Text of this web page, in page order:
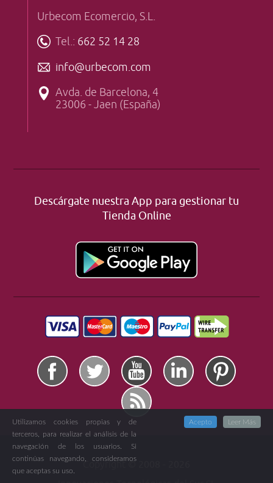
Urbecom Ecomercio, S.L.
Tel.: 662 52 14 28
info@urbecom.com
Avda. de Barcelona, 4
23006 - Jaen (España)
Descárgate nuestra App para gestionar tu
Tienda Online
Copyright ©
Utilizamos cookies propias y de
terceros, para realizar el análisis de la
navegación de los usuarios. Si
continúas navegando, consideramos
que aceptas su uso.
Acepto Leer Más